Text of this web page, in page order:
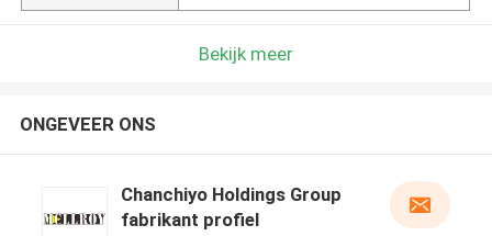
Bekijk meer
ONGEVEER ONS
Chanchiyo Holdings Group
fabrikant profiel